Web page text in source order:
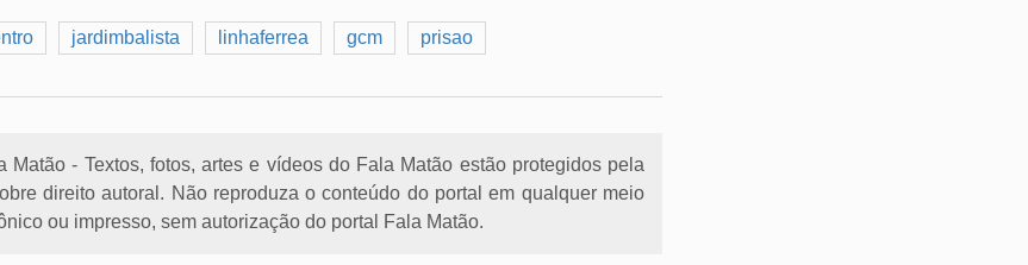
jardimbalista linhaferrea gcm prisao
- Textos, fotos, artes e vídeos do Fala Matão estão protegidos pela
direito autoral. Não reproduza o conteúdo do portal em qualquer meio
ou impresso, sem autorização do portal Fala Matão.